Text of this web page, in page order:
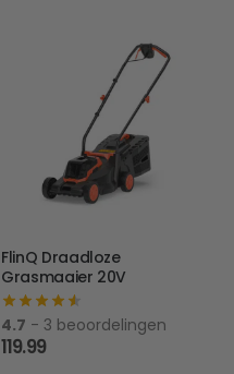
FlinQ Draadloze
Grasmaaier 20V
4.7 - 3 beoordelingen
119.99